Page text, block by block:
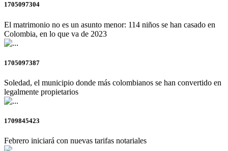
1705097304
El matrimonio no es un asunto menor: 114 niños se han casado en
Colombia, en lo que va de 2023
1705097387
Soledad, el municipio donde más colombianos se han convertido en
legalmente propietarios
1709845423
Febrero iniciará con nuevas tarifas notariales